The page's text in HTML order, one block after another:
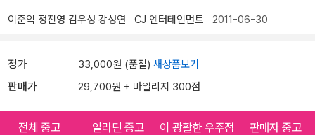
이준익 정진영 감우성 강성연 CJ 엔터테인먼트 2011-06-30
정가 33,000원 (품절) 새상품보기
판매가 29,700원 + 마일리지 300점
전체 중고 알라딘 중고 이 광활한 우주점 판매자 중고